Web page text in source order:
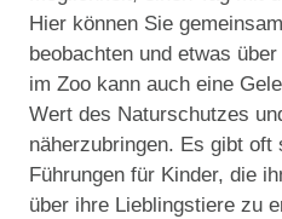
Hier können Sie
beobachten und etwas
im Zoo kann auch eine
Wert des Naturschutzes
näherzubringen. Es gibt oft
Führungen für Kinder, die
über ihre Lieblingstiere zu